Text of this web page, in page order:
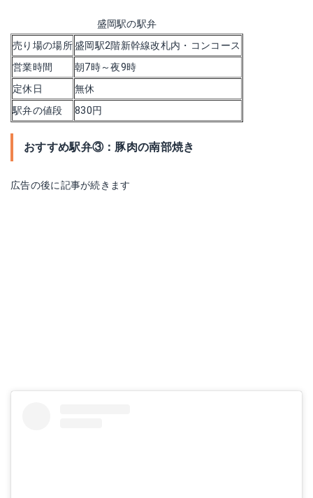
盛岡駅の駅弁
売り場の場所盛岡駅2階新幹線改札内・コンコース
営業時間
朝7時～夜9時
定休日
無休
駅弁の値段
830円
おすすめ駅弁③：豚肉の南部焼き
広告の後に記事が続きます